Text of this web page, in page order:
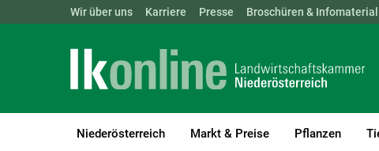
Landwirtschaftskammern: ÖSTERREICH BGLD KTN NÖ
Wir über uns Karriere Presse Broschüren & Infomaterial
Niederösterreich Markt & Preise Pflanzen